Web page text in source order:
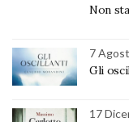
Non
7
Gli
17